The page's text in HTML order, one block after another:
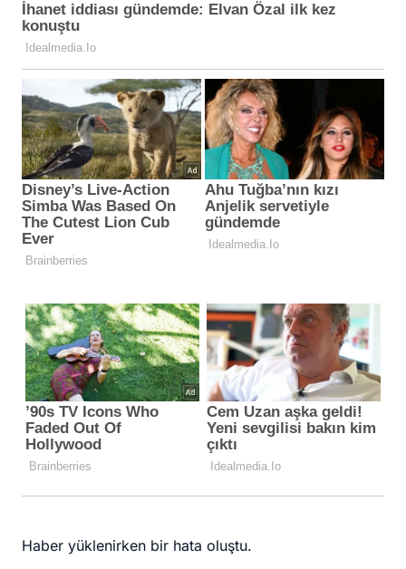
Haber yüklenirken bir hata oluştu.